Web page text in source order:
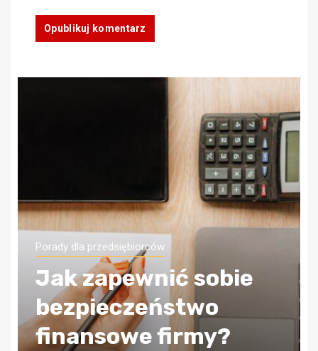
Porady dla przedsiębiorców
Jak zapewnić sobie
bezpieczeństwo
finansowe firmy?